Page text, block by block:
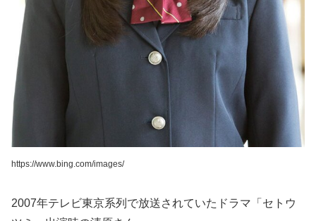
https://www.bing.com/images/
2007年テレビ東京系列で放送されていたドラマ「セトウ